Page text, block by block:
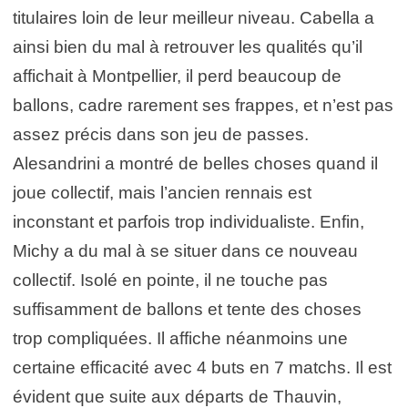
titulaires loin de leur meilleur niveau. Cabella a
ainsi bien du mal à retrouver les qualités qu’il
affichait à Montpellier, il perd beaucoup de
ballons, cadre rarement ses frappes, et n’est pas
assez précis dans son jeu de passes.
Alesandrini a montré de belles choses quand il
joue collectif, mais l’ancien rennais est
inconstant et parfois trop individualiste. Enfin,
Michy a du mal à se situer dans ce nouveau
collectif. Isolé en pointe, il ne touche pas
suffisamment de ballons et tente des choses
trop compliquées. Il affiche néanmoins une
certaine efficacité avec 4 buts en 7 matchs. Il est
évident que suite aux départs de Thauvin,